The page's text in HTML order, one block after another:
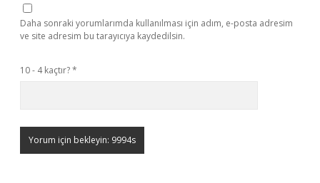
Daha sonraki yorumlarımda kullanılması için adım, e-posta adresim
ve site adresim bu tarayıcıya kaydedilsin.
10 - 4 kaçtır?*